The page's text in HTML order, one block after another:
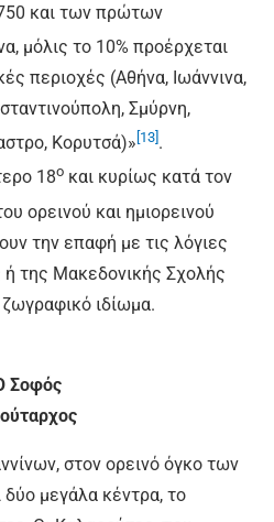
και των πρώτων
μόλις το 10% προέρχεται
περιοχές (Αθήνα, Ιωάννινα,
Σμύρνη,
Κορυτσά)» [13] .
18ο και κυρίως κατά τον
ορεινού και ημιορεινού
την επαφή με τις λόγιες
ή της Μακεδονικής Σχολής
ιδίωμα.
Σοφός
στον ορεινό όγκο των
μεγάλα κέντρα, το